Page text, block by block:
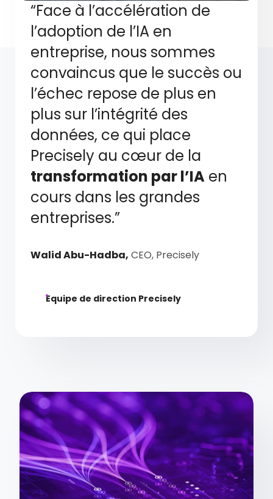
“Face à l’accélération de
l’adoption de l’IA en
entreprise, nous sommes
convaincus que le succès ou
l’échec repose de plus en
plus sur l’intégrité des
données, ce qui place
Precisely au cœur de la
transformation par l’IA en
cours dans les grandes
entreprises.”
Walid Abu-Hadba, CEO, Precisely
Equipe de direction Precisely